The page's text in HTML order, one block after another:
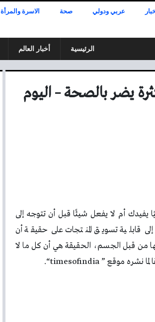
عربي ودولي صحة الاسرة والمرأة
الرئيسية أخبار العالم
يضر بالصحة – اليوم
يفيدك أم لا يفعل شيئًا قبل أن تتوجه إلى
قابلية تسويق المنتجات على حقيقة أن
من قبل الجسم، الحقيقة هي أن كل ما لا
نشره موقع ” timesofindia
“.